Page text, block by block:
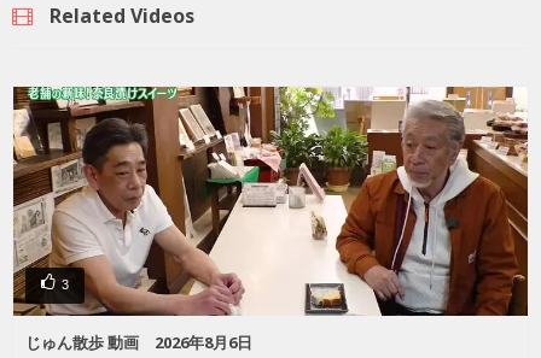
Related Videos
3
じゅん散歩 動画 2026年8月6日